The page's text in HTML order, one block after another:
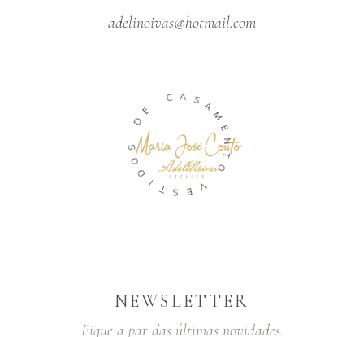
adelinoivas@hotmail.com
V
E
S
T
I
D
O
S
D
E
C A S
A
M
E
N
T
O
NEWSLETTER
Fique a par das últimas novidades.